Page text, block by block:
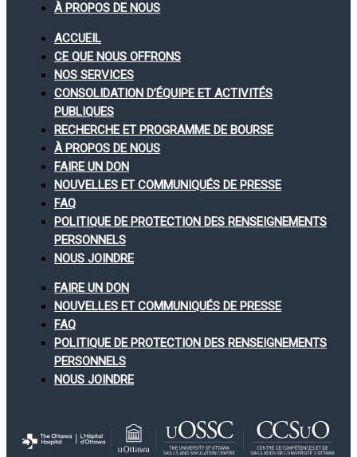
À PROPOS DE NOUS
ACCUEIL
CE QUE NOUS OFFRONS
NOS SERVICES
CONSOLIDATION D’ÉQUIPE ET ACTIVITÉS
PUBLIQUES
RECHERCHE ET PROGRAMME DE BOURSE
À PROPOS DE NOUS
FAIRE UN DON
NOUVELLES ET COMMUNIQUÉS DE PRESSE
FAQ
POLITIQUE DE PROTECTION DES RENSEIGNEMENTS
PERSONNELS
NOUS JOINDRE
FAIRE UN DON
NOUVELLES ET COMMUNIQUÉS DE PRESSE
FAQ
POLITIQUE DE PROTECTION DES RENSEIGNEMENTS
PERSONNELS
NOUS JOINDRE